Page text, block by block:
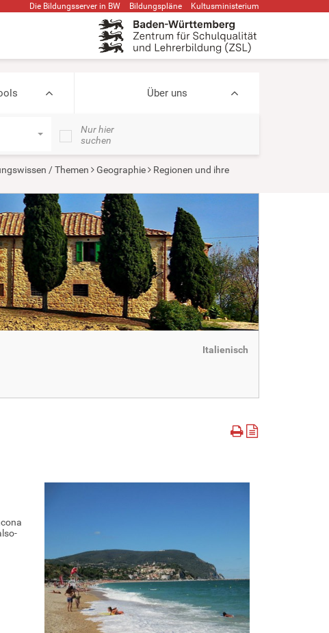
Die Bildungsserver in BW Bildungspläne Kultusministerium
Über uns
Nur hier
suchen
/ Themen Geographie
Regionen und ihre
Italienisch